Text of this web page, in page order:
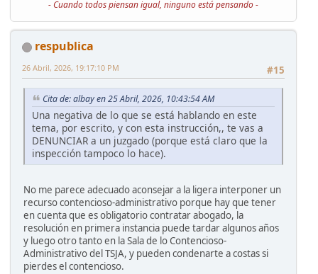
- Cuando todos piensan igual, ninguno está pensando -
respublica
#15
26 Abril, 2026, 19:17:10 PM
Cita de: albay en 25 Abril, 2026, 10:43:54 AM
Una negativa de lo que se está hablando en este
tema, por escrito, y con esta instrucción,, te vas a
DENUNCIAR a un juzgado (porque está claro que la
inspección tampoco lo hace).
No me parece adecuado aconsejar a la ligera interponer un
recurso contencioso-administrativo porque hay que tener
en cuenta que es obligatorio contratar abogado, la
resolución en primera instancia puede tardar algunos años
y luego otro tanto en la Sala de lo Contencioso-
Administrativo del TSJA, y pueden condenarte a costas si
pierdes el contencioso.